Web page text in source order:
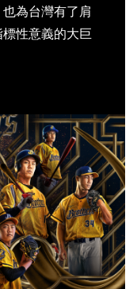
為台灣有了肩
性意義的大巨